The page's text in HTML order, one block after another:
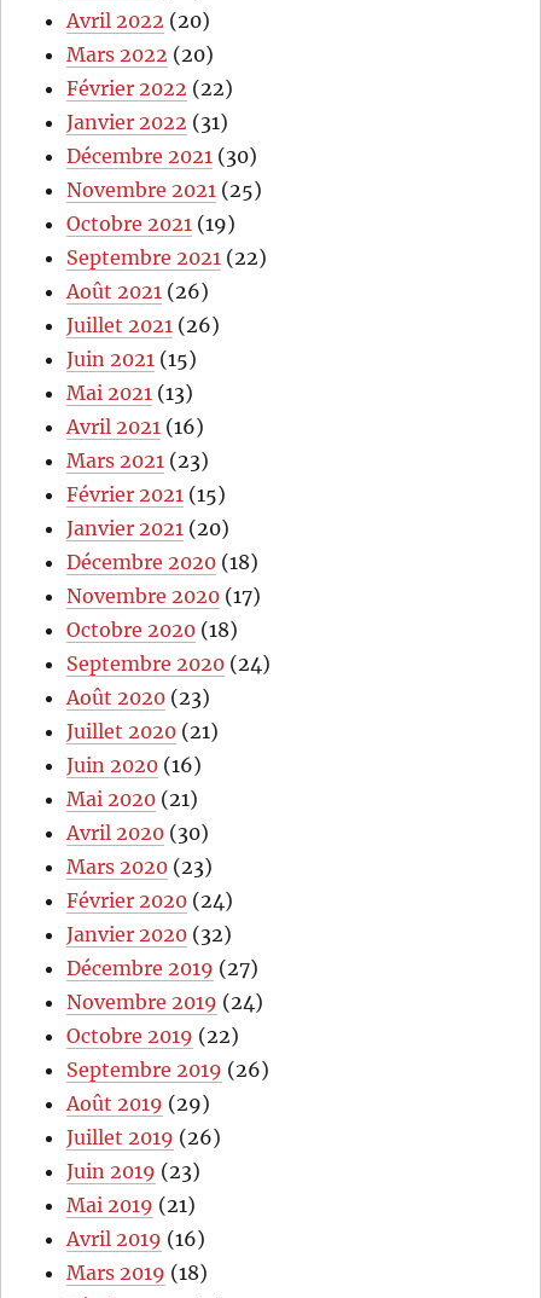
Avril 2022 (20)
Mars 2022 (20)
Février 2022 (22)
Janvier 2022 (31)
Décembre 2021 (30)
Novembre 2021 (25)
Octobre 2021 (19)
Septembre 2021 (22)
Août 2021 (26)
Juillet 2021 (26)
Juin 2021 (15)
Mai 2021 (13)
Avril 2021 (16)
Mars 2021 (23)
Février 2021 (15)
Janvier 2021 (20)
Décembre 2020 (18)
Novembre 2020 (17)
Octobre 2020 (18)
Septembre 2020 (24)
Août 2020 (23)
Juillet 2020 (21)
Juin 2020 (16)
Mai 2020 (21)
Avril 2020 (30)
Mars 2020 (23)
Février 2020 (24)
Janvier 2020 (32)
Décembre 2019 (27)
Novembre 2019 (24)
Octobre 2019 (22)
Septembre 2019 (26)
Août 2019 (29)
Juillet 2019 (26)
Juin 2019 (23)
Mai 2019 (21)
Avril 2019 (16)
Mars 2019 (18)